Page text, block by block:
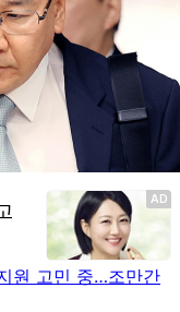
원 고민 중…조만간